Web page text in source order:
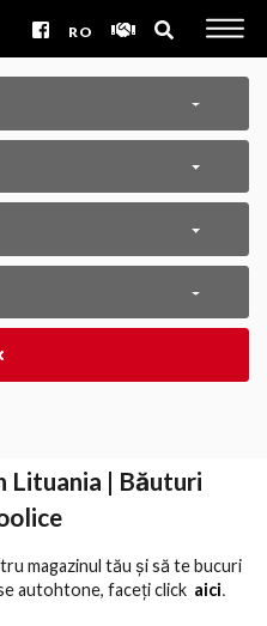
RO
Lituania | Băuturi
magazinul tău și să te bucuri
autohtone, faceți click aici․